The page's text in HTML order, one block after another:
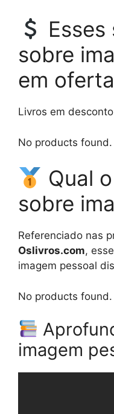
sobre
em
Livros em
No products found.
Qual
sobre
Referenciado nas
Oslivros.com,
imagem pessoal
No products found.
imagem